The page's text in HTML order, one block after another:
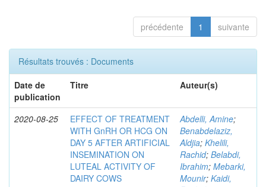
précédente 1 suivante
Résultats trouvés : Documents
Date de
publication
Titre Auteur(s)
2020-08-25
EFFECT OF TREATMENT
WITH GnRH OR HCG ON
DAY 5 AFTER ARTIFICIAL
INSEMINATION ON
LUTEAL ACTIVITY OF
DAIRY COWS
Abdelli, Amine;
Benabdelaziz,
Aldjia; Khelili,
Rachid; Belabdi,
Ibrahim; Mebarki,
Mounir; Kaidi,